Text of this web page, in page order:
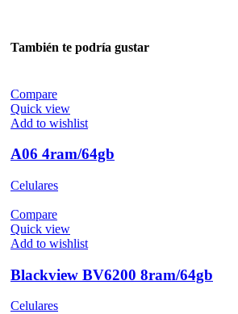
También te podría gustar
Compare
Quick view
Add to wishlist
A06 4ram/64gb
Celulares
Compare
Quick view
Add to wishlist
Blackview BV6200 8ram/64gb
Celulares